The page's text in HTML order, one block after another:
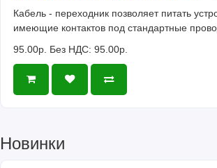
Кабель - переходник позволяет питать
имеющие контактов под стандартные
95.00р. Без НДС: 95.00р.
Новинки